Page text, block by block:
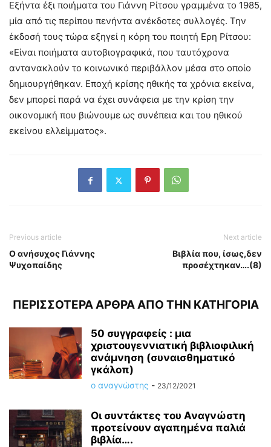
Εξήντα έξι ποιήματα του Γιάννη Ρίτσου γραμμένα το 1985,
μία από τις περίπου πενήντα ανέκδοτες συλλογές. Την
έκδοσή τους τώρα εξηγεί η κόρη του ποιητή Ερη Ρίτσου:
«Είναι ποιήματα αυτοβιογραφικά, που ταυτόχρονα
αντανακλούν το κοινωνικό περιβάλλον μέσα στο οποίο
δημιουργήθηκαν. Εποχή κρίσης ηθικής τα χρόνια εκείνα,
δεν μπορεί παρά να έχει συνάφεια με την κρίση την
οικονομική που βιώνουμε ως συνέπεια και του ηθικού
εκείνου ελλείμματος».
Previous article
Ο ανήσυχος Γιάννης
Ψυχοπαίδης
Next article
Βιβλία που, ίσως,δεν
προσέχτηκαν….(8)
ΠΕΡΙΣΣΟΤΕΡΑ ΑΡΘΡΑ ΑΠΟ ΤΗΝ ΚΑΤΗΓΟΡΙΑ
50 συγγραφείς : μια
χριστουγεννιατική βιβλιοφιλική
ανάμνηση (συναισθηματικό
γκάλοπ)
ο αναγνώστης - 23/12/2021
Οι συντάκτες του Αναγνώστη
προτείνουν αγαπημένα παλιά
βιβλία….